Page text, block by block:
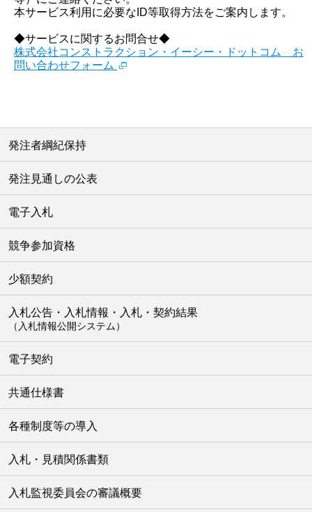
本サービス利用に必要なID等取得方法をご案内します。
◆サービスに関するお問合せ◆
株式会社コンストラクション・イーシー・ドットコム お
問い合わせフォーム
発注者綱紀保持
発注見通しの公表
電子入札
競争参加資格
少額契約
入札公告・入札情報・入札・契約結果
（入札情報公開システム）
電子契約
共通仕様書
各種制度等の導入
入札・見積関係書類
入札監視委員会の審議概要